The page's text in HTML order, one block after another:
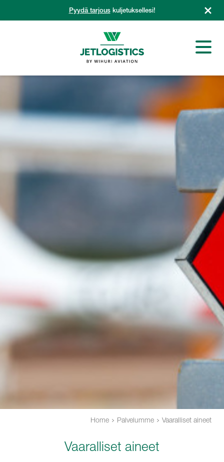
Pyydä tarjouskuljetuksellesi!
Home Palvelumme Vaaralliset aineet
Vaaralliset aineet